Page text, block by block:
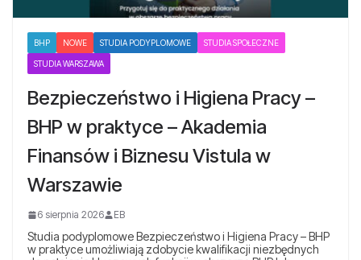
BHP NOWE STUDIA PODYPLOMOWE STUDIA SPOŁECZNE
STUDIA WARSZAWA
Bezpieczeństwo i Higiena Pracy –
BHP w praktyce – Akademia
Finansów i Biznesu Vistula w
Warszawie
6 sierpnia 2026 EB
Studia podyplomowe Bezpieczeństwo i Higiena Pracy – BHP
w praktyce umożliwiają zdobycie kwalifikacji niezbędnych